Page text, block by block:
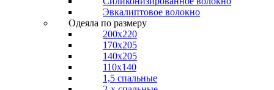
Эвкалиптовое волокно
Одеяла по размеру
200x220
170x205
140x205
110x140
1,5 спальные